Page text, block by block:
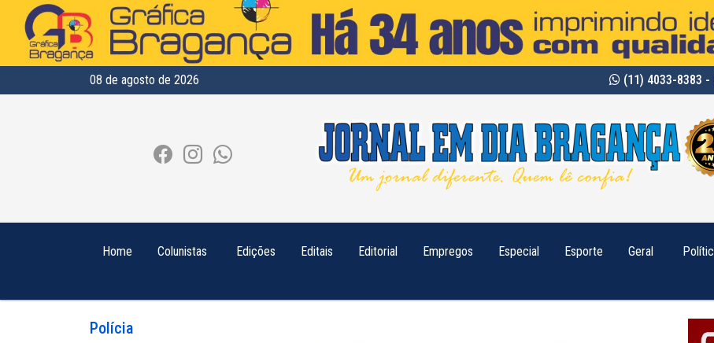
08 de agosto de 2026 (11) 4033-8383 -
Home Colunistas Edições Editais Editorial Empregos Especial Esporte Geral
Polícia